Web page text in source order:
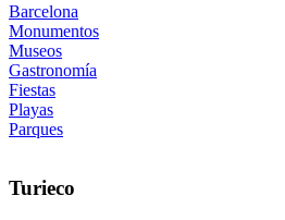
Barcelona
Monumentos
Museos
Gastronomía
Fiestas
Playas
Parques
Turieco